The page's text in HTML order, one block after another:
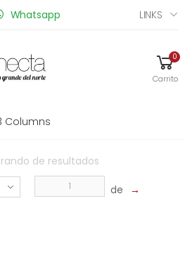
Whatsapp LINKS
menu
0
Carrito
Columns
de resultados
de →